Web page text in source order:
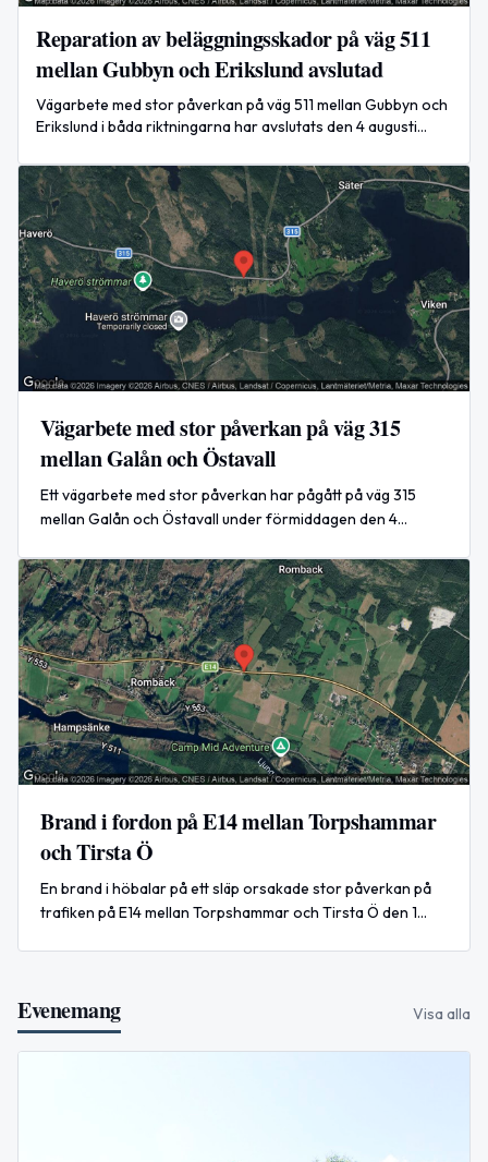
Reparation av beläggningsskador på väg 511
mellan Gubbyn och Erikslund avslutad
Vägarbete med stor påverkan på väg 511 mellan Gubbyn och
Erikslund i båda riktningarna har avslutats den 4 augusti
Vägarbete med stor påverkan på väg 315
mellan Galån och Östavall
Ett vägarbete med stor påverkan har pågått på väg 315
mellan Galån och Östavall under förmiddagen den 4
Brand i fordon på E14 mellan Torpshammar
och Tirsta Ö
En brand i höbalar på ett släp orsakade stor påverkan på
trafiken på E14 mellan Torpshammar och Tirsta Ö den 1
Evenemang Visa alla